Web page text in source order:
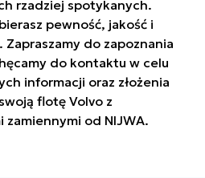
rzadziej spotykanych.
pewność, jakość i
Zapraszamy do zapoznania
do kontaktu w celu
informacji oraz złożenia
flotę Volvo z
od NIJWA.